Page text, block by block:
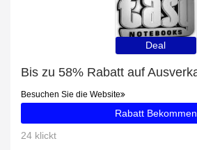
Deal
Besuchen Sie die Website
Rabatt Bekommen
24 klickt